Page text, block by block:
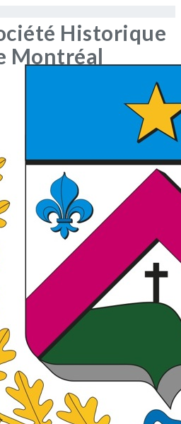
Historique
Montréal